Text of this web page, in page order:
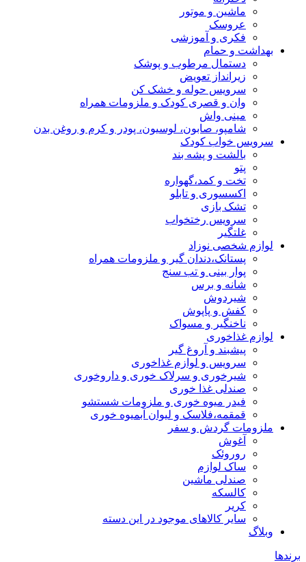
ماشین و موتور
عروسک
فکری و آموزشی
بهداشت و حمام
دستمال مرطوب و پوشک
زیرانداز تعویض
سرویس حوله و خشک کن
وان و قصری کودک و ملزومات همراه
مینی واش
شامپو، صابون، لوسیون، پودر و کرم و روغن بدن
سرویس خواب کودک
بالشت و پشه بند
پتو
تخت و کمد،گهواره
اکسسوری و تابلو
تشک بازی
سرویس رختخواب
غلتگیر
لوازم شخصی نوزاد
پستانک،دندان گیر و ملزومات همراه
پوار بینی و تب سنج
شانه و برس
شیردوش
کفش و پاپوش
ناخنگیر و مسواک
لوازم غذاخوری
پیشبند و آروغ گیر
سرویس و لوازم غذاخوری
شیرخوری و سرلاک خوری و داروخوری
صندلی غذا خوری
فیدر میوه خوری و ملزومات شستشو
قمقمه،فلاسک و لیوان آبمیوه خوری
ملزومات گردش و سفر
آغوش
روروئک
ساک لوازم
صندلی ماشین
کالسکه
کریر
سایر کالاهای موجود در این دسته
وبلاگ
برندها